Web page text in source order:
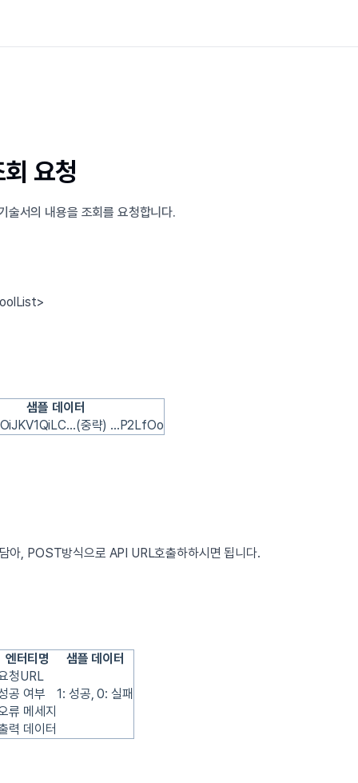
요청
술서의 내용을 조회를 요청합니다.
>
샘플 데이터
중략) ...P2LfOo
아, POST방식으로 API URL호출하하시면 됩니다.
엔터티명
샘플 데이터
청URL
공 여부
1: 성공, 0: 실패
류 메세지
력 데이터